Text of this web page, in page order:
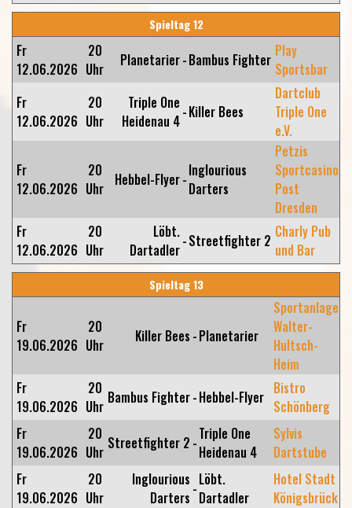
Spieltag 12
Fr
12.06.2026
20
Uhr
Planetarier-Bambus Fighter Play
Sportsbar
Fr
12.06.2026
20
Uhr
Triple One
Heidenau 4-Killer Bees
Dartclub
Triple One
e.V.
Fr
12.06.2026
20
Uhr
Hebbel-Flyer-Inglourious
Darters
Petzis
Sportcasino
Post
Dresden
Fr
12.06.2026
20
Uhr
Löbt.
Dartadler-Streetfighter 2 Charly Pub
und Bar
Spieltag 13
Fr
19.06.2026
20
Uhr
Killer Bees -Planetarier
Sportanlage
Walter-
Hultsch-
Heim
Fr
19.06.2026
20
Uhr Bambus Fighter-Hebbel-Flyer Bistro
Schönberg
Fr
19.06.2026
20
Uhr Streetfighter 2 -Triple One
Heidenau 4
Sylvis
Dartstube
Fr
19.06.2026
20
Uhr
Inglourious
Darters -Löbt.
Dartadler
Hotel Stadt
Königsbrück